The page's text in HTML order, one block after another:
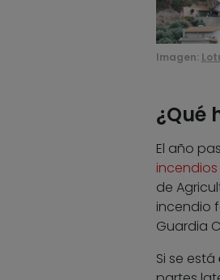
Imagen:
¿Qué
El año
de
incendio
Guardia
Si se está